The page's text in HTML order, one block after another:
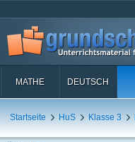
MATHE DEUTSCH
Startseite HuS Klasse 3